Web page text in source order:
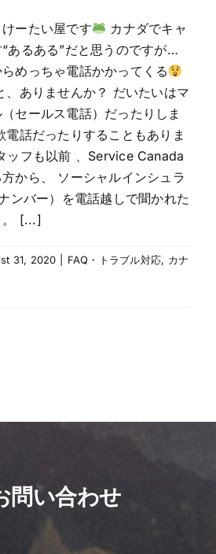
ーたい屋です
カナダでキャ
あるある”だと思うのですが…
めっちゃ電話かかってくる
、ありませんか？ だいたいはマ
セールス電話）だったりしま
話だったりすることもありま
フも以前 、Service Canada
から、 ソーシャルインシュラ
ンバー）を電話越しで聞かれた
。 [...]
31, 2020 FAQ・トラブル対応, カナ
問い合わせ